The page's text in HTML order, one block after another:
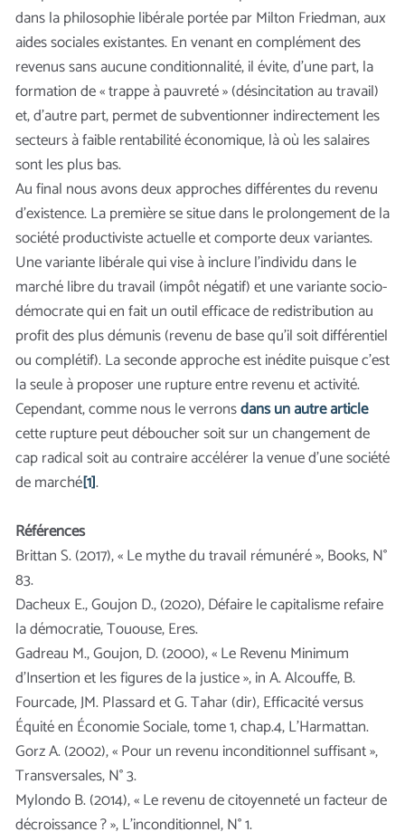
dans la philosophie libérale portée par Milton Friedman, aux
aides sociales existantes. En venant en complément des
revenus sans aucune conditionnalité, il évite, d’une part, la
formation de « trappe à pauvreté » (désincitation au travail)
et, d’autre part, permet de subventionner indirectement les
secteurs à faible rentabilité économique, là où les salaires
sont les plus bas.
Au final nous avons deux approches différentes du revenu
d’existence. La première se situe dans le prolongement de la
société productiviste actuelle et comporte deux variantes.
Une variante libérale qui vise à inclure l’individu dans le
marché libre du travail (impôt négatif) et une variante socio-
démocrate qui en fait un outil efficace de redistribution au
profit des plus démunis (revenu de base qu’il soit différentiel
ou complétif). La seconde approche est inédite puisque c’est
la seule à proposer une rupture entre revenu et activité.
Cependant, comme nous le verronsdans un autre article
cette rupture peut déboucher soit sur un changement de
cap radical soit au contraire accélérer la venue d’une société
de marché[1].
Références
Brittan S. (2017), « Le mythe du travail rémunéré », Books, N°
83.
Dacheux E., Goujon D., (2020), Défaire le capitalisme refaire
la démocratie, Tououse, Eres.
Gadreau M., Goujon, D. (2000), « Le Revenu Minimum
d’Insertion et les figures de la justice », in A. Alcouffe, B.
Fourcade, JM. Plassard et G. Tahar (dir), Efficacité versus
Équité en Économie Sociale, tome 1, chap.4, L’Harmattan.
Gorz A. (2002), « Pour un revenu inconditionnel suffisant »,
Transversales, N° 3.
Mylondo B. (2014), « Le revenu de citoyenneté un facteur de
décroissance ? », L’inconditionnel, N° 1.